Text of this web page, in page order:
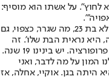
לחוץ". על אשתו הוא מוסיף:
כהן בן 42, כשם אלבומו החדש. אשתו שי עוד לא בת 23, מה שגרר, כצפוי, גם
היא נראית הבת שלו'. זה
מעליב לכמה שניות כשאתה לוקח את זה בלי פרופורציה. יש בינינו 19 שנה.
המון על מה לדבר, ואני
היתה בגן. אוקיי, אחלה, אז